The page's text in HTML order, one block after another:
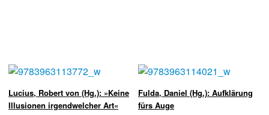
Lucius, Robert von (Hg.): »Keine
Illusionen irgendwelcher Art«
Fulda, Daniel (Hg.): Aufklärung
fürs Auge